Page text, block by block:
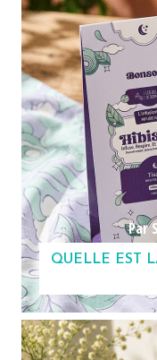
Par
QUELLE EST